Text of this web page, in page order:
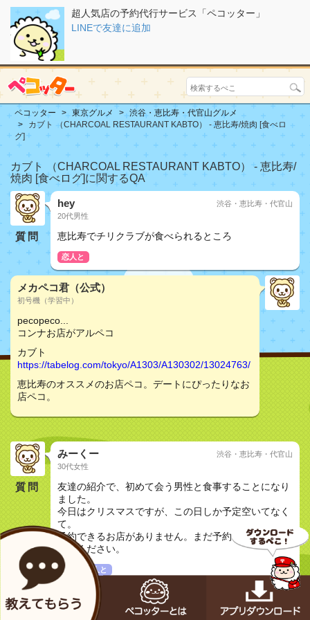
超人気店の予約代行サービス「ペコッター」
LINEで友達に追加
ペコッター 東京グルメ
渋谷・恵比寿・代官山グルメ
カブト （CHARCOAL RESTAURANT KABTO） - 恵比寿/焼肉 [食べロ
グ]
カブト （CHARCOAL RESTAURANT KABTO） - 恵比寿/
焼肉 [食べログ]に関するQA
質問
hey
20代男性
渋谷・恵比寿・代官山
恵比寿でチリクラブが食べられるところ
恋人と
メカペコ君（公式）
初号機（学習中）
pecopeco...
コンナお店がアルペコ
カブト
https://tabelog.com/tokyo/A1303/A130302/13024763/
恵比寿のオススメのお店ペコ。デートにぴったりなお
店ペコ。
質問
みーくー
30代女性
渋谷・恵比寿・代官山
友達の紹介で、初めて会う男性と食事することになり
ました。
今日はクリスマスですが、この日しか予定空いてなく
て。
予約できるお店がありません。まだ予約できるお店探
してください。
気になる人と
メカペコ君（公式）
初号機（学習中）